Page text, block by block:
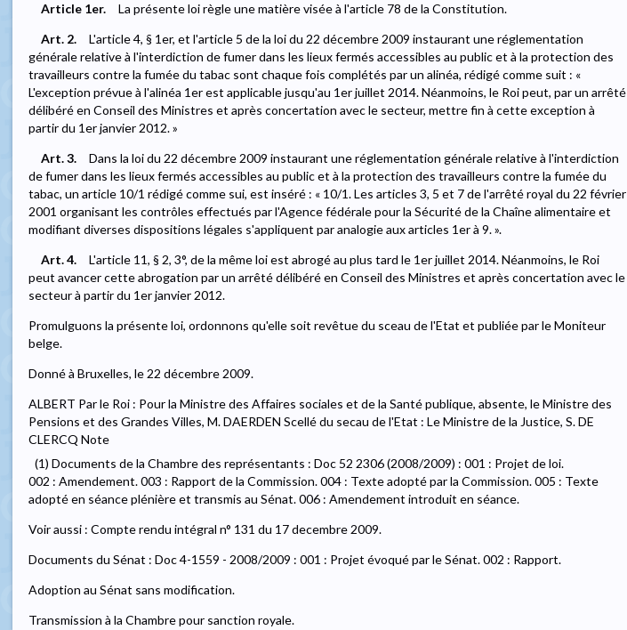
Article 1er.
La présente loi règle une matière visée à l'article 78 de la Constitution.
Art. 2.
L'article 4, § 1er, et l'article 5 de la loi du 22 décembre 2009 instaurant une réglementation
générale relative à l'interdiction de fumer dans les lieux fermés accessibles au public et à la protection des
travailleurs contre la fumée du tabac sont chaque fois complétés par un alinéa, rédigé comme suit : «
L'exception prévue à l'alinéa 1er est applicable jusqu'au 1er juillet 2014. Néanmoins, le Roi peut, par un arrêté
délibéré en Conseil des Ministres et après concertation avec le secteur, mettre fin à cette exception à
partir du 1er janvier 2012. »
Art. 3.
Dans la loi du 22 décembre 2009 instaurant une réglementation générale relative à l'interdiction
de fumer dans les lieux fermés accessibles au public et à la protection des travailleurs contre la fumée du
tabac, un article 10/1 rédigé comme sui, est inséré : « 10/1. Les articles 3, 5 et 7 de l'arrêté royal du 22 février
2001 organisant les contrôles effectués par l'Agence fédérale pour la Sécurité de la Chaîne alimentaire et
modifiant diverses dispositions légales s'appliquent par analogie aux articles 1er à 9. ».
Art. 4.
L'article 11, § 2, 3°, de la même loi est abrogé au plus tard le 1er juillet 2014. Néanmoins, le Roi
peut avancer cette abrogation par un arrêté délibéré en Conseil des Ministres et après concertation avec le
secteur à partir du 1er janvier 2012.
Promulguons la présente loi, ordonnons qu'elle soit revêtue du sceau de l'Etat et publiée par le Moniteur
belge.
Donné à Bruxelles, le 22 décembre 2009.
ALBERT Par le Roi : Pour la Ministre des Affaires sociales et de la Santé publique, absente, le Ministre des
Pensions et des Grandes Villes, M. DAERDEN Scellé du secau de l'Etat : Le Ministre de la Justice, S. DE
CLERCQ Note
(1) Documents de la Chambre des représentants : Doc 52 2306 (2008/2009) : 001 : Projet de loi.
002 : Amendement. 003 : Rapport de la Commission. 004 : Texte adopté par la Commission. 005 : Texte
adopté en séance plénière et transmis au Sénat. 006 : Amendement introduit en séance.
Voir aussi : Compte rendu intégral n° 131 du 17 decembre 2009.
Documents du Sénat : Doc 4-1559 - 2008/2009 : 001 : Projet évoqué par le Sénat. 002 : Rapport.
Adoption au Sénat sans modification.
Transmission à la Chambre pour sanction royale.